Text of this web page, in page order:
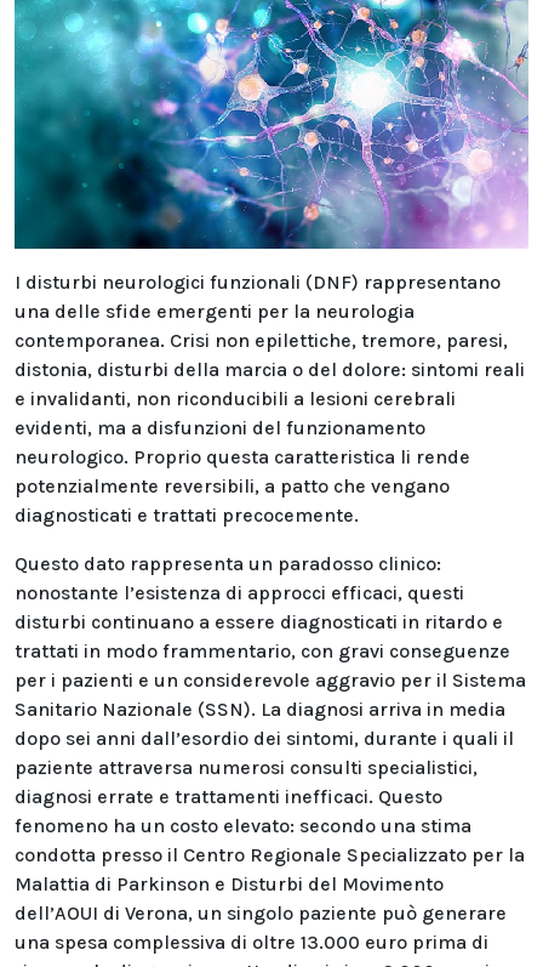
I disturbi neurologici funzionali (DNF) rappresentano
una delle sfide emergenti per la neurologia
contemporanea. Crisi non epilettiche, tremore, paresi,
distonia, disturbi della marcia o del dolore: sintomi reali
e invalidanti, non riconducibili a lesioni cerebrali
evidenti, ma a disfunzioni del funzionamento
neurologico. Proprio questa caratteristica li rende
potenzialmente reversibili, a patto che vengano
diagnosticati e trattati precocemente.
Questo dato rappresenta un paradosso clinico:
nonostante l’esistenza di approcci efficaci, questi
disturbi continuano a essere diagnosticati in ritardo e
trattati in modo frammentario, con gravi conseguenze
per i pazienti e un considerevole aggravio per il Sistema
Sanitario Nazionale (SSN). La diagnosi arriva in media
dopo sei anni dall’esordio dei sintomi, durante i quali il
paziente attraversa numerosi consulti specialistici,
diagnosi errate e trattamenti inefficaci. Questo
fenomeno ha un costo elevato: secondo una stima
condotta presso il Centro Regionale Specializzato per la
Malattia di Parkinson e Disturbi del Movimento
dell’AOUI di Verona, un singolo paziente può generare
una spesa complessiva di oltre 13.000 euro prima di